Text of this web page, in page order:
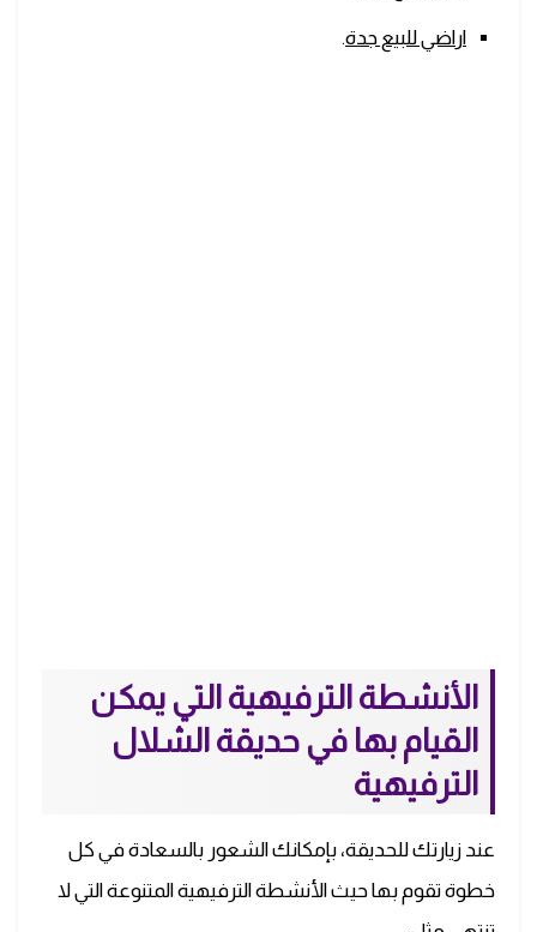
اراضي للبيع جدة.
الأنشطة الترفيهية التي يمكن
القيام بها في حديقة الشلال
الترفيهية
عند زيارتك للحديقة، بإمكانك الشعور بالسعادة في كل
خطوة تقوم بها حيث الأنشطة الترفيهية المتنوعة التي لا